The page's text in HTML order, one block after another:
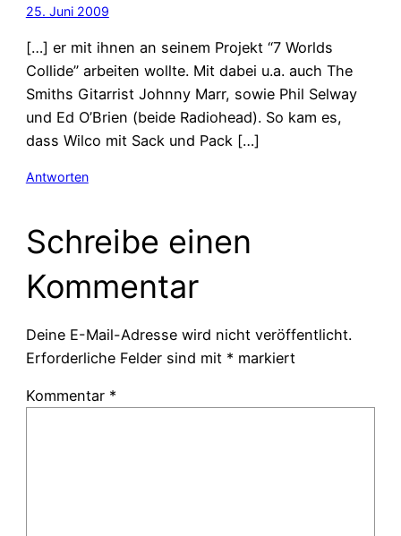
25. Juni 2009
[…] er mit ihnen an seinem Projekt “7 Worlds
Collide” arbeiten wollte. Mit dabei u.a. auch The
Smiths Gitarrist Johnny Marr, sowie Phil Selway
und Ed O’Brien (beide Radiohead). So kam es,
dass Wilco mit Sack und Pack […]
Antworten
Schreibe einen
Kommentar
Deine E-Mail-Adresse wird nicht veröffentlicht.
Erforderliche Felder sind mit * markiert
Kommentar *